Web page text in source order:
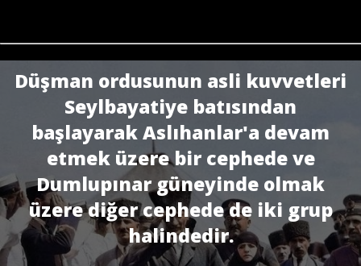
Düşman ordusunun asli kuvvetleri
Seylbayatiye batısından
başlayarak Aslı­hanlar'a devam
etmek üzere bir cephede ve
Dumlupınar güneyinde olmak
üzere di­ğer cephede de iki grup
halindedir.